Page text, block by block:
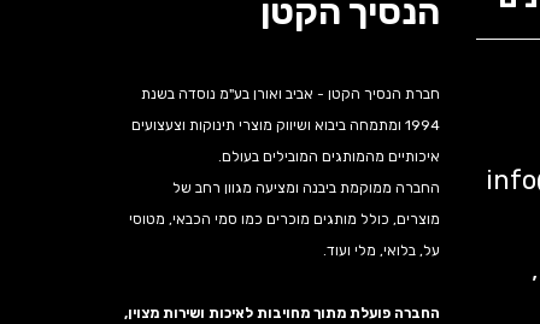
הנסיך הקטן
חברת הנסיך הקטן - אביב ואורן בע"מ נוסדה בשנת
1994 ומתמחה ביבוא ושיווק מוצרי תינוקות וצעצועים
איכותיים מהמותגים המובילים בעולם.
החברה ממוקמת ביבנה ומציעה מגוון רחב של
מוצרים, כולל מותגים מוכרים כמו סמי הכבאי, מטוסי
על, בלואי, מלי ועוד.
החברה פועלת מתוך מחויבות לאיכות ושירות מצוין,